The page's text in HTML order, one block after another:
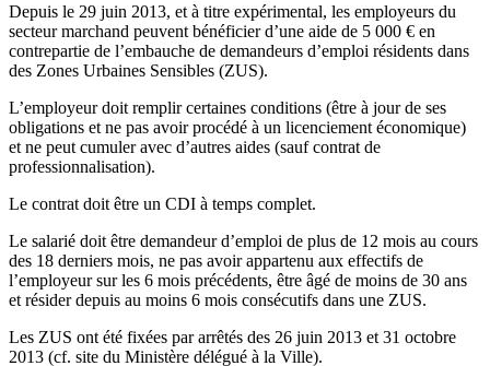
Depuis le 29 juin 2013, et à titre expérimental, les employeurs du
secteur marchand peuvent bénéficier d’une aide de 5 000 € en
contrepartie de l’embauche de demandeurs d’emploi résidents dans
des Zones Urbaines Sensibles (ZUS).
L’employeur doit remplir certaines conditions (être à jour de ses
obligations et ne pas avoir procédé à un licenciement économique)
et ne peut cumuler avec d’autres aides (sauf contrat de
professionnalisation).
Le contrat doit être un CDI à temps complet.
Le salarié doit être demandeur d’emploi de plus de 12 mois au cours
des 18 derniers mois, ne pas avoir appartenu aux effectifs de
l’employeur sur les 6 mois précédents, être âgé de moins de 30 ans
et résider depuis au moins 6 mois consécutifs dans une ZUS.
Les ZUS ont été fixées par arrêtés des 26 juin 2013 et 31 octobre
2013 (cf. site du Ministère délégué à la Ville).